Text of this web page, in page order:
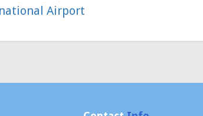
Airport